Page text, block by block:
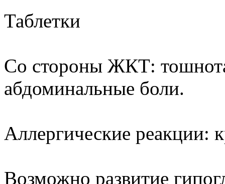
Таблетки
Со стороны ЖКТ:
абдоминальные боли.
Аллергические реакции:
Возможно развитие